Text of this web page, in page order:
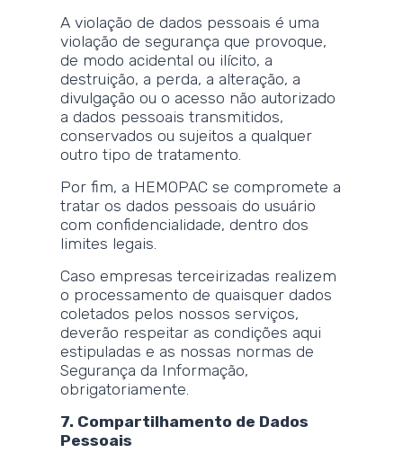
A violação de dados pessoais é uma
violação de segurança que provoque,
de modo acidental ou ilícito, a
destruição, a perda, a alteração, a
divulgação ou o acesso não autorizado
a dados pessoais transmitidos,
conservados ou sujeitos a qualquer
outro tipo de tratamento.
Por fim, a HEMOPAC se compromete a
tratar os dados pessoais do usuário
com confidencialidade, dentro dos
limites legais.
Caso empresas terceirizadas realizem
o processamento de quaisquer dados
coletados pelos nossos serviços,
deverão respeitar as condições aqui
estipuladas e as nossas normas de
Segurança da Informação,
obrigatoriamente.
7. Compartilhamento de Dados
Pessoais